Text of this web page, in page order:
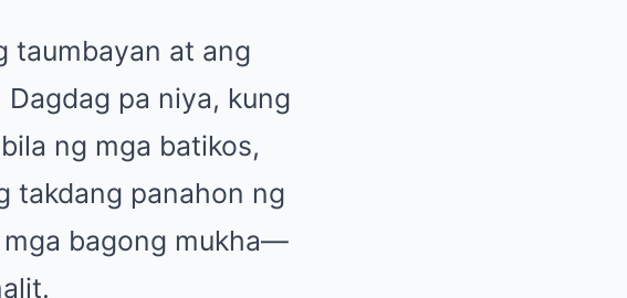
taumbayan at ang
pa niya, kung
ng mga batikos,
takdang panahon ng
mga bagong mukha—